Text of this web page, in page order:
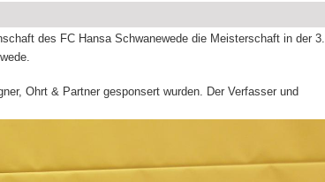
des FC Hansa Schwanewede die Meisterschaft in der 3.
Ohrt & Partner gesponsert wurden. Der Verfasser und